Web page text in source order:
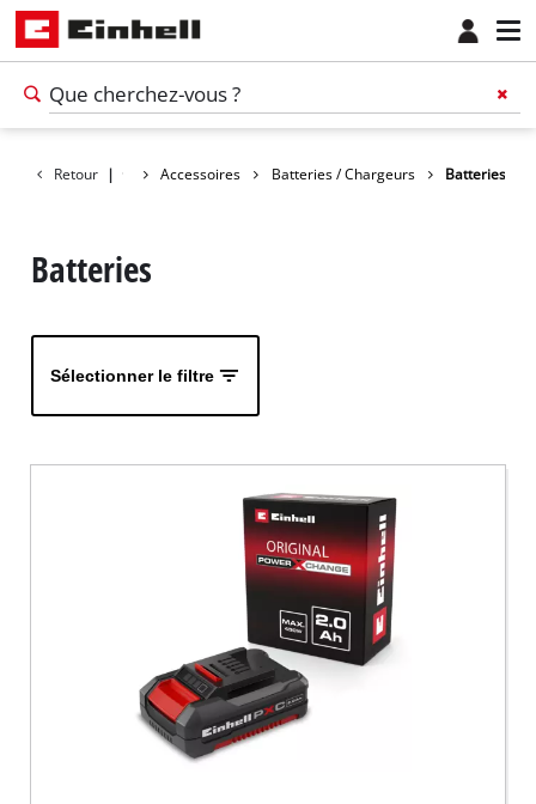
Retour | Accessoires Batteries / Chargeurs Batteries
Batteries
Sélectionner le filtre